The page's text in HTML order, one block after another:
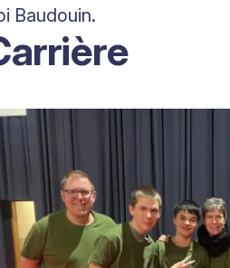
Baudouin.